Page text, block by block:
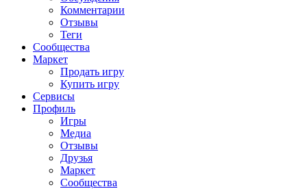
Комментарии
Отзывы
Теги
Сообщества
Маркет
Продать игру
Купить игру
Сервисы
Профиль
Игры
Медиа
Отзывы
Друзья
Маркет
Сообщества